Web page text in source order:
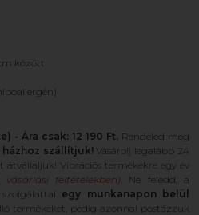
között
- Ára csak: 12 190 Ft. Rendeled meg
házhoz szállítjuk! Vásárolj legalább 24
átvállaljuk! Vibrációs termékekre egy év
vásárlási feltételekben ) . Ne feledd, a
egy munkanapon belül
termékeket, pedig azonnal postázzuk